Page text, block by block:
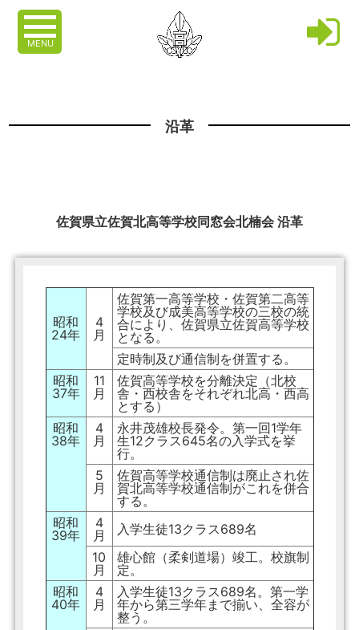
MENU
沿革
佐賀県立佐賀北高等学校同窓会北楠会 沿革
昭和
24年
4
月
佐賀第一高等学校・佐賀第二高等
学校及び成美高等学校の三校の統
合により、佐賀県立佐賀高等学校
となる。
定時制及び通信制を併置する。
昭和
37年
11
月
佐賀高等学校を分離決定（北校
舎・西校舎をそれぞれ北高・西高
とする）
昭和
38年
4
月
永井茂雄校長発令。第一回1学年
生12クラス645名の入学式を挙
行。
5
月
佐賀高等学校通信制は廃止され佐
賀北高等学校通信制がこれを併合
する。
昭和
39年
4
月
入学生徒13クラス689名
10
月
雄心館（柔剣道場）竣工。校旗制
定。
昭和
40年
4
月
入学生徒13クラス689名。第一学
年から第三学年まで揃い、全容が
整う。